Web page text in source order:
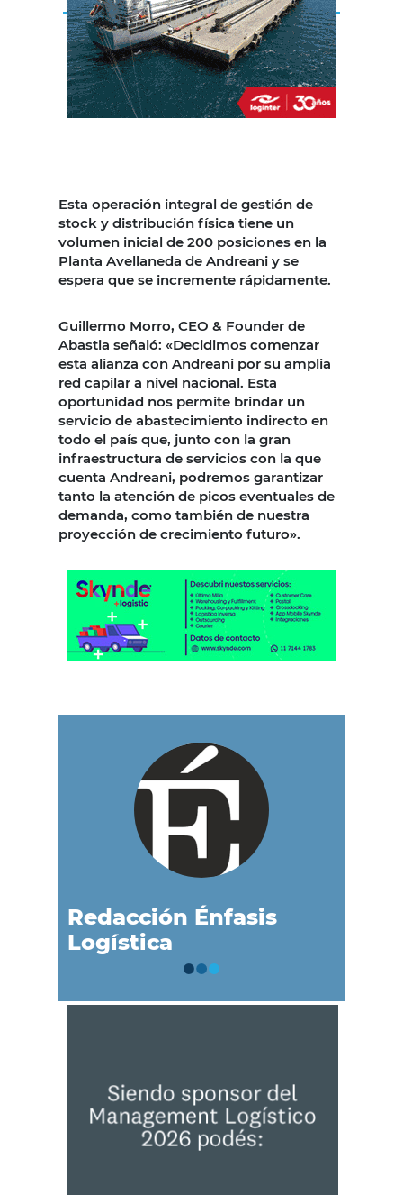
Esta operación integral de gestión de
stock y distribución física tiene un
volumen inicial de 200 posiciones en la
Planta Avellaneda de Andreani y se
espera que se incremente rápidamente.
Guillermo Morro, CEO & Founder de
Abastia señaló: «Decidimos comenzar
esta alianza con Andreani por su amplia
red capilar a nivel nacional. Esta
oportunidad nos permite brindar un
servicio de abastecimiento indirecto en
todo el país que, junto con la gran
infraestructura de servicios con la que
cuenta Andreani, podremos garantizar
tanto la atención de picos eventuales de
demanda, como también de nuestra
proyección de crecimiento futuro».
Redacción Énfasis
Logística